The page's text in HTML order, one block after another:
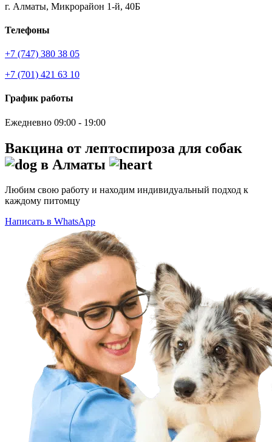
г. Алматы, Микрорайон 1-й, 40Б
Телефоны
+7 (747) 380 38 05
+7 (701) 421 63 10
График работы
Ежедневно 09:00 - 19:00
Вакцина от лептоспироза для собак
в Алматы
Любим свою работу и находим индивидуальный подход к
каждому питомцу
Написать в WhatsApp